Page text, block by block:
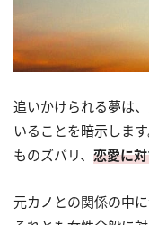
追いかけられる夢は
いることを暗示しま
ものズバリ、 恋愛に
元カノとの関係の中